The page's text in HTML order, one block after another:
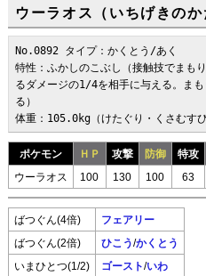
ウーラオス（いちげきのか
No.0892 タイプ：かくとう/あく
特性：ふかしのこぶし（接触技でまも
るダメージの1/4を相手に与える。ま
る）
体重：105.0kg（けたぐり・くさむすび
ポケモン ＨＰ 攻撃 防御 特攻
ウーラオス 100 130 100 63
ばつぐん(4倍) フェアリー
ばつぐん(2倍) ひこう/かくとう
いまひとつ(1/2) ゴースト/いわ